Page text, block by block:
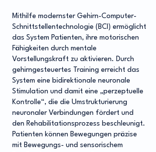
Mithilfe modernster Gehirn-Computer-
Schnittstellentechnologie (BCI) ermöglicht
das System Patienten, ihre motorischen
Fähigkeiten durch mentale
Vorstellungskraft zu aktivieren. Durch
gehirngesteuertes Training erreicht das
System eine bidirektionale neuronale
Stimulation und damit eine „perzeptuelle
Kontrolle“, die die Umstrukturierung
neuronaler Verbindungen fördert und
den Rehabilitationsprozess beschleunigt.
Patienten können Bewegungen präzise
mit Bewegungs- und sensorischem